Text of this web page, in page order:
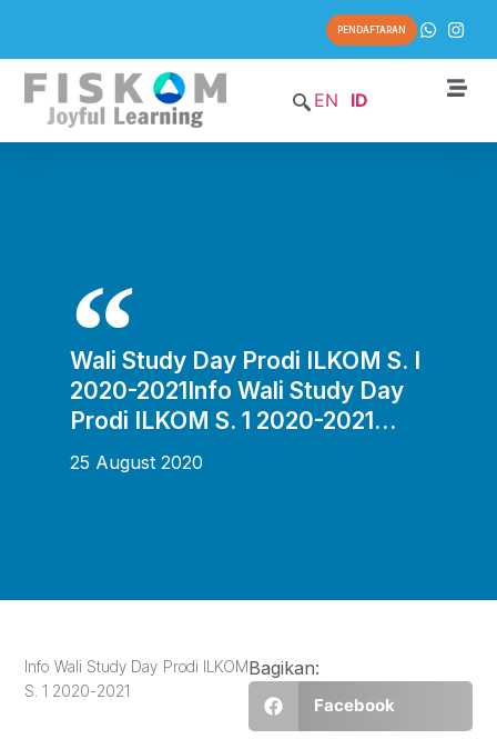
PENDAFTARAN
EN ID
Wali Study Day Prodi ILKOM S. I
2020-2021Info Wali Study Day
Prodi ILKOM S. 1 2020-2021…
25 August 2020
Info Wali Study Day Prodi ILKOM
S. 1 2020-2021
Bagikan:
Facebook